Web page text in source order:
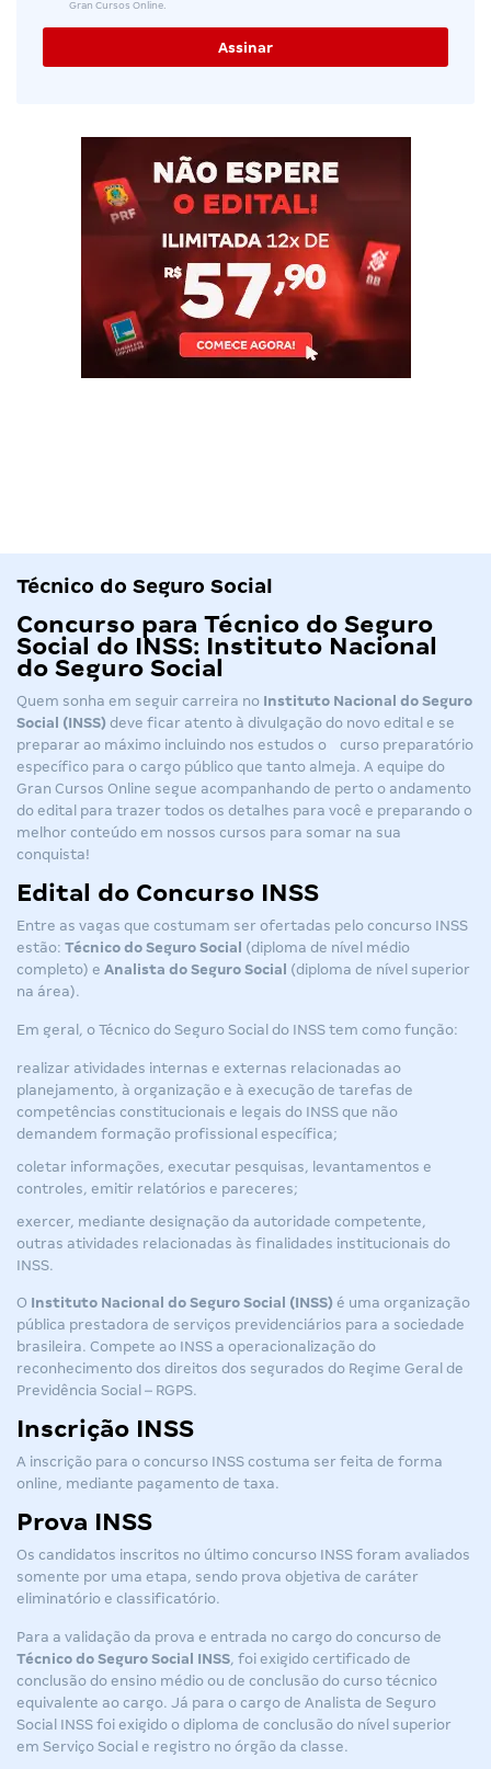
Gran Cursos Online.
Técnico do Seguro Social
Concurso para Técnico do Seguro
Social do INSS: Instituto Nacional
do Seguro Social
Quem sonha em seguir carreira no Instituto Nacional do Seguro
Social (INSS) deve ficar atento à divulgação do novo edital e se
preparar ao máximo incluindo nos estudos o
curso preparatório
específico para o cargo público que tanto almeja. A equipe do
Gran Cursos Online segue acompanhando de perto o andamento
do edital para trazer todos os detalhes para você e preparando o
melhor conteúdo em nossos cursos para somar na sua
conquista!
Edital do Concurso INSS
Entre as vagas que costumam ser ofertadas pelo concurso INSS
estão: Técnico do Seguro Social (diploma de nível médio
completo) e Analista do Seguro Social (diploma de nível superior
na área).
Em geral, o Técnico do Seguro Social do INSS tem como função:
realizar atividades internas e externas relacionadas ao
planejamento, à organização e à execução de tarefas de
competências constitucionais e legais do INSS que não
demandem formação profissional específica;
coletar informações, executar pesquisas, levantamentos e
controles, emitir relatórios e pareceres;
exercer, mediante designação da autoridade competente,
outras atividades relacionadas às finalidades institucionais do
INSS.
O Instituto Nacional do Seguro Social (INSS) é uma organização
pública prestadora de serviços previdenciários para a sociedade
brasileira. Compete ao INSS a operacionalização do
reconhecimento dos direitos dos segurados do Regime Geral de
Previdência Social – RGPS.
Inscrição INSS
A inscrição para o concurso INSS costuma ser feita de forma
online, mediante pagamento de taxa.
Prova INSS
Os candidatos inscritos no último concurso INSS foram avaliados
somente por uma etapa, sendo prova objetiva de caráter
eliminatório e classificatório.
Para a validação da prova e entrada no cargo do concurso de
Técnico do Seguro Social INSS, foi exigido certificado de
conclusão do ensino médio ou de conclusão do curso técnico
equivalente ao cargo. Já para o cargo de Analista de Seguro
Social INSS foi exigido o diploma de conclusão do nível superior
em Serviço Social e registro no órgão da classe.